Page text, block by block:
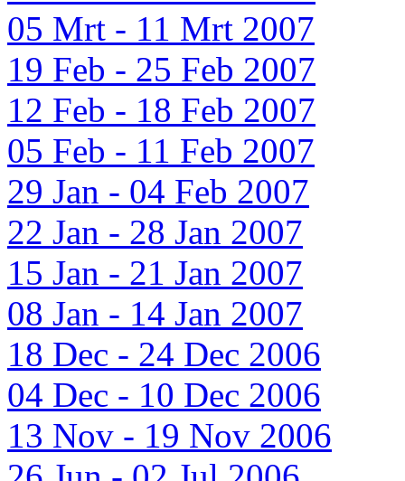
05 Mrt - 11 Mrt 2007
19 Feb - 25 Feb 2007
12 Feb - 18 Feb 2007
05 Feb - 11 Feb 2007
29 Jan - 04 Feb 2007
22 Jan - 28 Jan 2007
15 Jan - 21 Jan 2007
08 Jan - 14 Jan 2007
18 Dec - 24 Dec 2006
04 Dec - 10 Dec 2006
13 Nov - 19 Nov 2006